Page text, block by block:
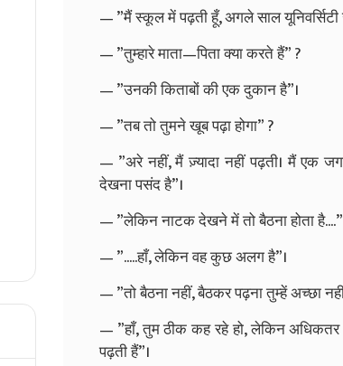
— ”मैं स्कूल में पढ़ती हूँ, अगले साल यूनिवर्सिटी
— ”तुम्हारे माता—पिता क्या करते हैं” ?
— ”उनकी किताबों की एक दुकान है”।
— ”तब तो तुमने खूब पढ़ा होगा” ?
— ”अरे नहीं, मैं ज़्यादा नहीं पढ़ती। मैं एक
देखना पसंद है”।
— ”लेकिन नाटक देखने में तो बैठना होता है....”
— ”.....हाँ, लेकिन वह कुछ अलग है”।
— ”तो बैठना नहीं, बैठकर पढ़ना तुम्हें अच्छा
— ”हाँ, तुम ठीक कह रहे हो, लेकिन
पढ़ती हैं”।